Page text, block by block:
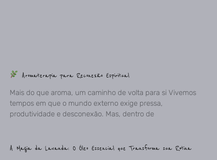
Aromaterapia para Reconexão Espiritual
Mais do que aroma, um caminho de volta para si Vivemos
tempos em que o mundo externo exige pressa,
produtividade e desconexão. Mas, dentro de
A Magia da Lavanda: O Óleo Essencial que Transforma sua Rotina